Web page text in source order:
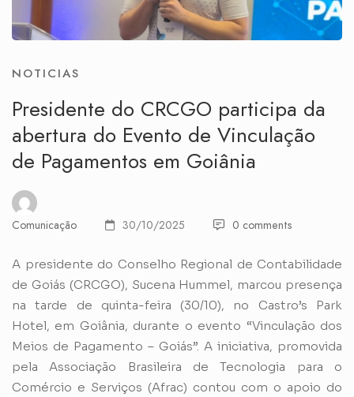
NOTICIAS
Presidente do CRCGO participa da
abertura do Evento de Vinculação
de Pagamentos em Goiânia
Comunicação 30/10/2025 0 comments
A presidente do Conselho Regional de Contabilidade
de Goiás (CRCGO), Sucena Hummel, marcou presença
na tarde de quinta-feira (30/10), no Castro’s Park
Hotel, em Goiânia, durante o evento “Vinculação dos
Meios de Pagamento – Goiás”. A iniciativa, promovida
pela Associação Brasileira de Tecnologia para o
Comércio e Serviços (Afrac) contou com o apoio do